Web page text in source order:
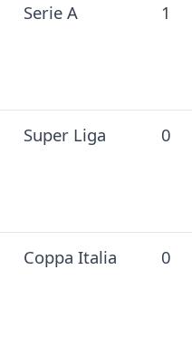
Serie A 1
Super Liga 0
Coppa Italia 0